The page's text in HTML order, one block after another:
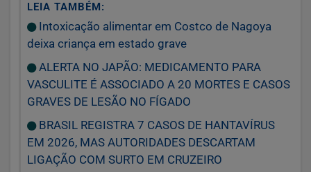
LEIA TAMBÉM:
Intoxicação alimentar em Costco de Nagoya
deixa criança em estado grave
ALERTA NO JAPÃO: MEDICAMENTO PARA
VASCULITE É ASSOCIADO A 20 MORTES E CASOS
GRAVES DE LESÃO NO FÍGADO
BRASIL REGISTRA 7 CASOS DE HANTAVÍRUS
EM 2026, MAS AUTORIDADES DESCARTAM
LIGAÇÃO COM SURTO EM CRUZEIRO